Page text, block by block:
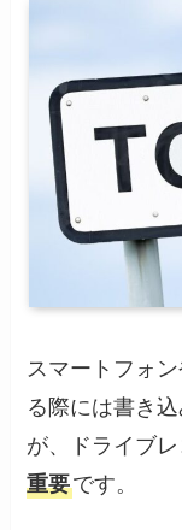
スマートフォ
る際には書き
が、ドライブ
重要です。